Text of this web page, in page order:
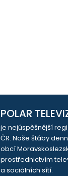
POLAR
je nejúspěšnější
ČR. Naše štáby
obcí
prostřednictvím
a sociálních sítí.